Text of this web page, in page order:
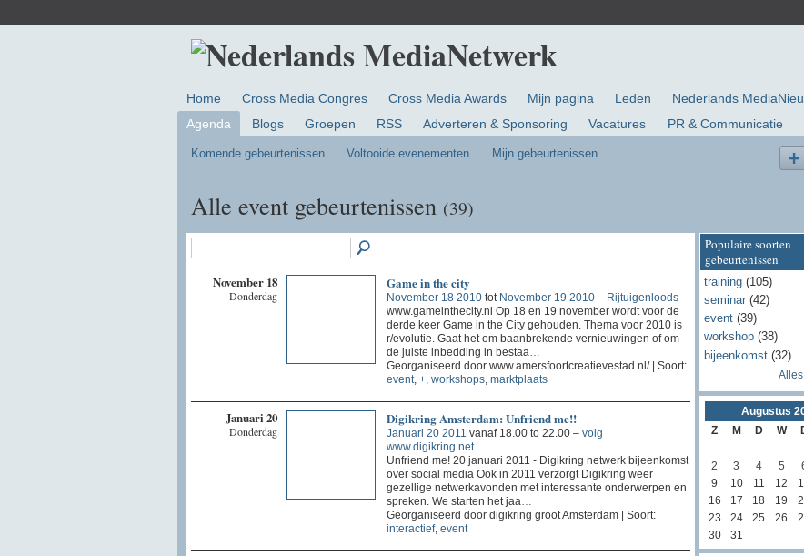
Home Cross Media Congres Cross Media Awards Mijn pagina Leden Nederlands
Agenda
Blogs Groepen RSS Adverteren & Sponsoring Vacatures PR & Communicatie
Komende gebeurtenissen Voltooide evenementen Mijn gebeurtenissen
Alle event gebeurtenissen (39)
November 18
Donderdag
Game in the city
November 18 2010tot November 19 2010– Rijtuigenloods
www.gameinthecity.nl Op 18 en 19 november wordt voor de
derde keer Game in the City gehouden. Thema voor 2010 is
r/evolutie. Gaat het om baanbrekende vernieuwingen of om
de juiste inbedding in bestaa…
Georganiseerd door www.amersfoortcreatievestad.nl/ | Soort:
event, +, workshops, marktplaats
Januari 20
Donderdag
Digikring Amsterdam: Unfriend me!!
Januari 20 2011 vanaf 18.00 to 22.00 – volg
www.digikring.net
Unfriend me! 20 januari 2011 - Digikring netwerk bijeenkomst
over social media Ook in 2011 verzorgt Digikring weer
gezellige netwerkavonden met interessante onderwerpen en
spreken. We starten het jaa
Georganiseerd door digikring groot Amsterdam | Soort:
interactief, event
Populaire soorten
gebeurtenissen
training(105)
seminar(42)
event(39)
workshop(38)
bijeenkomst(32)
Augustus
Z
M D W
2
3 4 5
9
10 11 12
16
17 18 19
23
24 25 26
30
31